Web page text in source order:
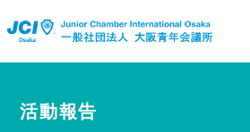
活動報告